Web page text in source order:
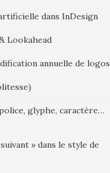
dans InDesign
Lookahead
annuelle de logos
glyphe, caractère…
» dans le style de